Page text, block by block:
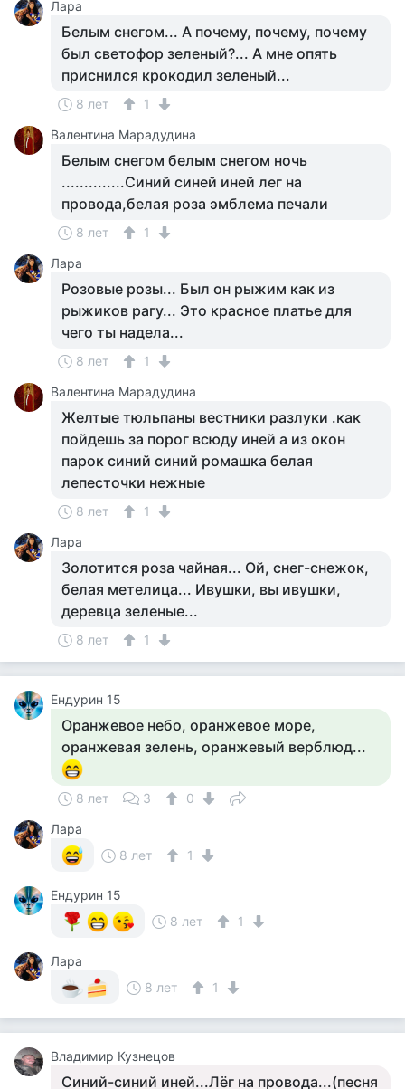
Лара
Белым снегом... А почему, почему, почему
был светофор зеленый?... А мне опять
приснился крокодил зеленый...
8 лет
1
Валентина Марадудина
Белым снегом белым снегом ночь
..............Синий синей иней лег на
провода,белая роза эмблема печали
8 лет
1
Лара
Розовые розы... Был он рыжим как из
рыжиков рагу... Это красное платье для
чего ты надела...
8 лет
1
Валентина Марадудина
Желтые тюльпаны вестники разлуки .как
пойдешь за порог всюду иней а из окон
парок синий синий ромашка белая
лепесточки нежные
8 лет
1
Лара
Золотится роза чайная... Ой, снег-снежок,
белая метелица... Ивушки, вы ивушки,
деревца зеленые...
8 лет 1
Ендурин 15
Оранжевое небо, оранжевое море,
оранжевая зелень, оранжевый верблюд...
8 лет 3
0
Лара
8 лет
1
Ендурин 15
8 лет
1
Лара
8 лет
1
Владимир Кузнецов
Синий-синий иней...Лёг на провода...(песня